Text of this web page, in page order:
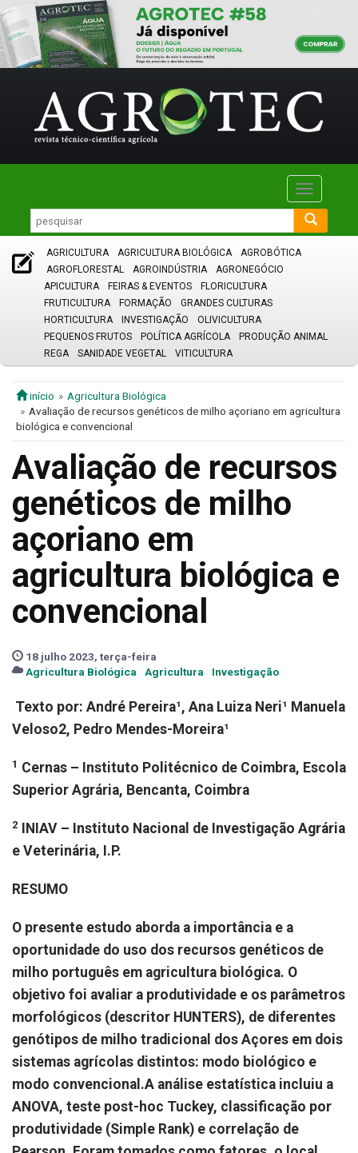
Toggle
AGRICULTURA AGRICULTURA BIOLÓGICA
AGROBÓTICA
AGROFLORESTAL
AGROINDÚSTRIA
AGRONEGÓCIO
APICULTURA
FEIRAS & EVENTOS
FLORICULTURA
FRUTICULTURA
FORMAÇÃO
GRANDES CULTURAS
HORTICULTURA
INVESTIGAÇÃO
OLIVICULTURA
PEQUENOS FRUTOS
POLÍTICA AGRÍCOLA
PRODUÇÃO ANIMAL
REGA
SANIDADE VEGETAL VITICULTURA
início
Agricultura Biológica
Avaliação de recursos genéticos de milho açoriano em agricultura
biológica e convencional
Avaliação de recursos
genéticos de milho
açoriano em
agricultura biológica e
convencional
18 julho 2023, terça-feira
Agricultura Biológica
Agricultura Investigação
Texto por: André Pereira¹, Ana Luiza Neri¹ Manuela
Veloso2, Pedro Mendes-Moreira¹
1 Cernas – Instituto Politécnico de Coimbra, Escola
Superior Agrária, Bencanta, Coimbra
2
INIAV – Instituto Nacional de Investigação Agrária
e Veterinária, I.P.
RESUMO
O presente estudo aborda a importância e a
oportunidade do uso dos recursos genéticos de
milho português em agricultura biológica. O
objetivo foi avaliar a produtividade e os parâmetros
morfológicos (descritor HUNTERS), de diferentes
genótipos de milho tradicional dos Açores em dois
sistemas agrícolas distintos: modo biológico e
modo convencional.A análise estatística incluiu a
ANOVA, teste post-hoc Tuckey, classificação por
produtividade (Simple Rank) e correlação de